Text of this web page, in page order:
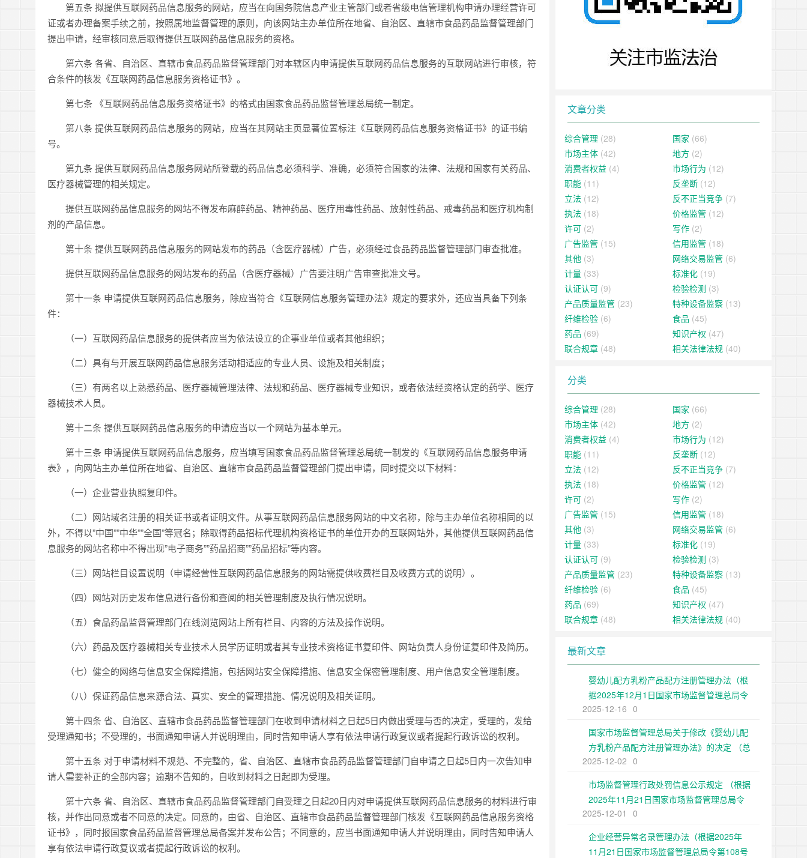
第五条 拟提供互联网药品信息服务的网站，应当在向国务院信息产业主管部门或者省级电信管理机构申请办理经营许可
证或者办理备案手续之前，按照属地监督管理的原则，向该网站主办单位所在地省、自治区、直辖市食品药品监督管理部门
提出申请，经审核同意后取得提供互联网药品信息服务的资格。
第六条 各省、自治区、直辖市食品药品监督管理部门对本辖区内申请提供互联网药品信息服务的互联网站进行审核，符
合条件的核发《互联网药品信息服务资格证书》。
第七条 《互联网药品信息服务资格证书》的格式由国家食品药品监督管理总局统一制定。
第八条 提供互联网药品信息服务的网站，应当在其网站主页显著位置标注《互联网药品信息服务资格证书》的证书编
号。
第九条 提供互联网药品信息服务网站所登载的药品信息必须科学、准确，必须符合国家的法律、法规和国家有关药品、
医疗器械管理的相关规定。
提供互联网药品信息服务的网站不得发布麻醉药品、精神药品、医疗用毒性药品、放射性药品、戒毒药品和医疗机构制
剂的产品信息。
第十条 提供互联网药品信息服务的网站发布的药品（含医疗器械）广告，必须经过食品药品监督管理部门审查批准。
提供互联网药品信息服务的网站发布的药品（含医疗器械）广告要注明广告审查批准文号。
第十一条 申请提供互联网药品信息服务，除应当符合《互联网信息服务管理办法》规定的要求外，还应当具备下列条
件：
（一）互联网药品信息服务的提供者应当为依法设立的企事业单位或者其他组织；
（二）具有与开展互联网药品信息服务活动相适应的专业人员、设施及相关制度；
（三）有两名以上熟悉药品、医疗器械管理法律、法规和药品、医疗器械专业知识，或者依法经资格认定的药学、医疗
器械技术人员。
第十二条 提供互联网药品信息服务的申请应当以一个网站为基本单元。
第十三条 申请提供互联网药品信息服务，应当填写国家食品药品监督管理总局统一制发的《互联网药品信息服务申请
表》，向网站主办单位所在地省、自治区、直辖市食品药品监督管理部门提出申请，同时提交以下材料：
（一）企业营业执照复印件。
（二）网站域名注册的相关证书或者证明文件。从事互联网药品信息服务网站的中文名称，除与主办单位名称相同的以
外，不得以”中国””中华””全国”等冠名；除取得药品招标代理机构资格证书的单位开办的互联网站外，其他提供互联网药品信
息服务的网站名称中不得出现”电子商务””药品招商””药品招标”等内容。
（三）网站栏目设置说明（申请经营性互联网药品信息服务的网站需提供收费栏目及收费方式的说明）。
（四）网站对历史发布信息进行备份和查阅的相关管理制度及执行情况说明。
（五）食品药品监督管理部门在线浏览网站上所有栏目、内容的方法及操作说明。
（六）药品及医疗器械相关专业技术人员学历证明或者其专业技术资格证书复印件、网站负责人身份证复印件及简历。
（七）健全的网络与信息安全保障措施，包括网站安全保障措施、信息安全保密管理制度、用户信息安全管理制度。
（八）保证药品信息来源合法、真实、安全的管理措施、情况说明及相关证明。
第十四条 省、自治区、直辖市食品药品监督管理部门在收到申请材料之日起5日内做出受理与否的决定，受理的，发给
受理通知书；不受理的，书面通知申请人并说明理由，同时告知申请人享有依法申请行政复议或者提起行政诉讼的权利。
第十五条 对于申请材料不规范、不完整的，省、自治区、直辖市食品药品监督管理部门自申请之日起5日内一次告知申
请人需要补正的全部内容；逾期不告知的，自收到材料之日起即为受理。
第十六条 省、自治区、直辖市食品药品监督管理部门自受理之日起20日内对申请提供互联网药品信息服务的材料进行审
核，并作出同意或者不同意的决定。同意的，由省、自治区、直辖市食品药品监督管理部门核发《互联网药品信息服务资格
证书》，同时报国家食品药品监督管理总局备案并发布公告；不同意的，应当书面通知申请人并说明理由，同时告知申请人
享有依法申请行政复议或者提起行政诉讼的权利。
文章分类
综合管理 (28) 国家 (66)
市场主体 (42) 地方 (2)
消费者权益 (4) 市场行为 (12)
职能 (11) 反垄断 (12)
立法 (12) 反不正当竞争 (7)
执法 (18) 价格监管 (12)
许可 (2) 写作 (2)
广告监管 (15) 信用监管 (18)
其他 (3) 网络交易监管 (6)
计量 (33) 标准化 (19)
认证认可 (9) 检验检测 (3)
产品质量监管 (23) 特种设备监察 (13)
纤维检验 (6) 食品 (45)
药品 (69) 知识产权 (47)
联合规章 (48) 相关法律法规 (40)
分类
综合管理 (28) 国家 (66)
市场主体 (42) 地方 (2)
消费者权益 (4) 市场行为 (12)
职能 (11) 反垄断 (12)
立法 (12) 反不正当竞争 (7)
执法 (18) 价格监管 (12)
许可 (2) 写作 (2)
广告监管 (15) 信用监管 (18)
其他 (3) 网络交易监管 (6)
计量 (33) 标准化 (19)
认证认可 (9) 检验检测 (3)
产品质量监管 (23) 特种设备监察 (13)
纤维检验 (6) 食品 (45)
药品 (69) 知识产权 (47)
联合规章 (48) 相关法律法规 (40)
最新文章
婴幼儿配方乳粉产品配方注册管理办法（根
据2025年12月1日国家市场监督管理总局令
第109号修正）
2025-12-16 0
国家市场监督管理总局关于修改《婴幼儿配
方乳粉产品配方注册管理办法》的决定 （总
局令第109号公布 自公布之日起施行）
2025-12-02 0
市场监督管理行政处罚信息公示规定 （根据
2025年11月21日国家市场监督管理总局令
第108号第二次修正）
2025-12-01
0
企业经营异常名录管理办法（根据2025年
11月21日国家市场监督管理总局令第108号